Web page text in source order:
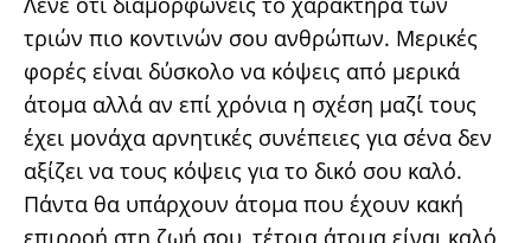
τριών πιο κοντινών σου ανθρώπων. Μερικές
φορές είναι δύσκολο να κόψεις από μερικά
άτομα αλλά αν επί χρόνια η σχέση μαζί τους
έχει μονάχα αρνητικές συνέπειες για σένα δεν
αξίζει να τους κόψεις για το δικό σου καλό.
Πάντα θα υπάρχουν άτομα που έχουν κακή
επιρροή στη ζωή σου, τέτοια άτομα είναι καλό